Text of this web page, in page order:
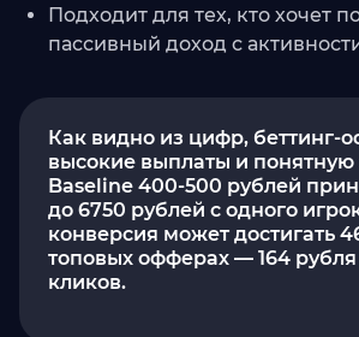
Подходит для тех, кто хочет
пассивный доход с
Как видно из цифр, беттинг-
высокие выплаты и понятную
Baseline 400-500 рублей
до 6750 рублей с одного
конверсия может достигать
топовых офферах — 164 рубля
кликов.